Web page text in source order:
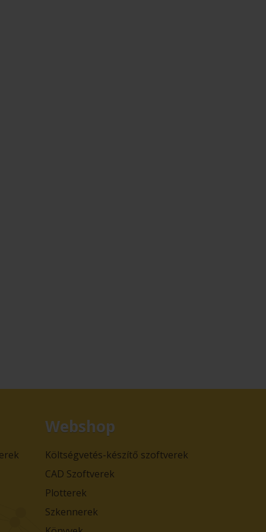
Webshop
Költségvetés-készítő szoftverek
CAD Szoftverek
Plotterek
Szkennerek